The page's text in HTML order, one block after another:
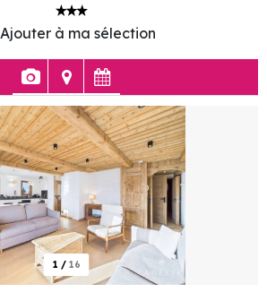
Ajouter à ma sélection
1 / 16